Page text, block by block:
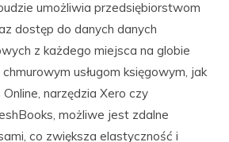
umożliwia przedsiębiorstwom
dostęp do danych danych
z każdego miejsca na globie
usługom księgowym, jak
narzędzia Xero czy
możliwe jest zdalne
co zwiększa elastyczność i